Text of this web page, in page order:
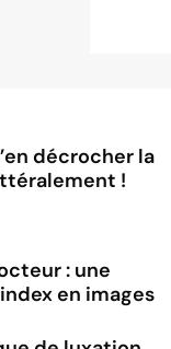
décrocher la
!
: une
en images